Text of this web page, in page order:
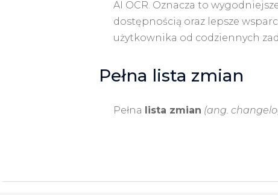
AI OCR. Oznacza to
dostępnością oraz lepsze
użytkownika od codziennych
Pełna lista zmian
Pełna lista zmian (ang.